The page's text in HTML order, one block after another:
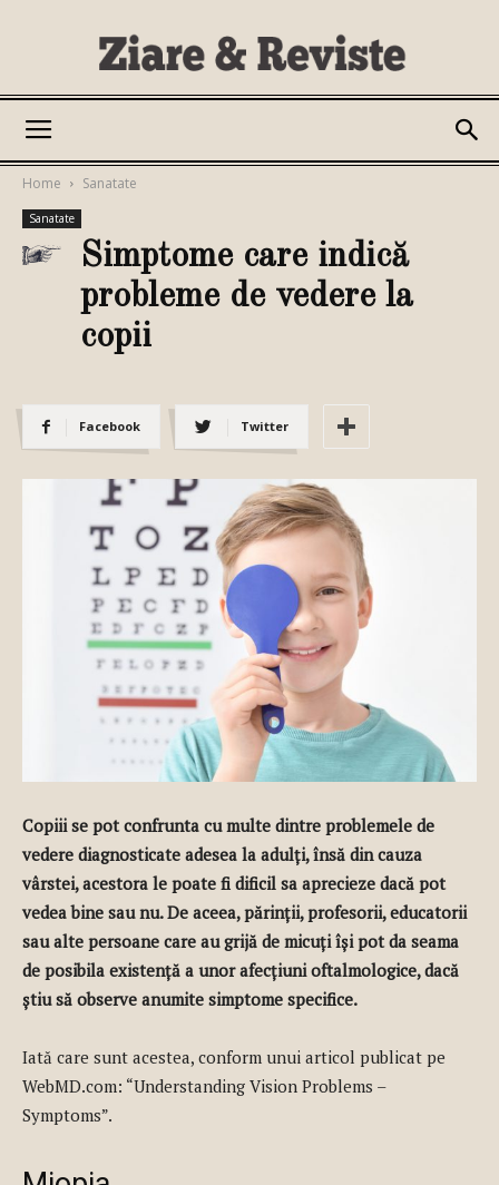
si
Home Sanatate
Sanatate
Simptome care indică
probleme de vedere la
copii
Facebook Twitter
Copiii se pot confrunta cu multe dintre problemele de
vedere diagnosticate adesea la adulți, însă din cauza
vârstei, acestora le poate fi dificil sa aprecieze dacă pot
vedea bine sau nu. De aceea, părinții, profesorii, educatorii
sau alte persoane care au grijă de micuți își pot da seama
de posibila existență a unor afecțiuni oftalmologice, dacă
știu să observe anumite simptome specifice.
Iată care sunt acestea, conform unui articol publicat pe
WebMD.com: “Understanding Vision Problems –
Symptoms”.